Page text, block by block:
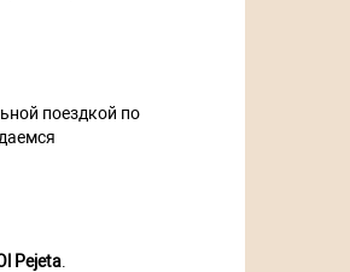
поездкой по
Pejeta.